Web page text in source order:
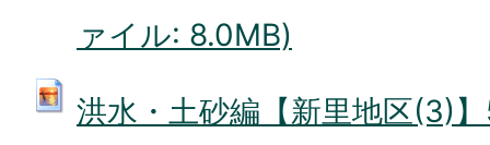
ァイル: 8.0MB)
洪水・土砂編【新里地区(3)